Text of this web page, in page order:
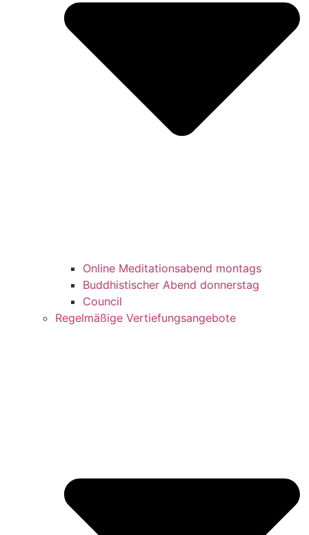
Online Meditationsabend montags
Buddhistischer Abend donnerstag
Council
Regelmäßige Vertiefungsangebote